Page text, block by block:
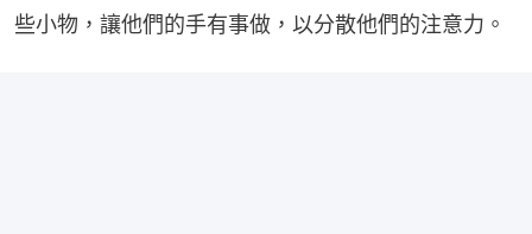
些小物，讓他們的手有事做，以分散他們的注意力。